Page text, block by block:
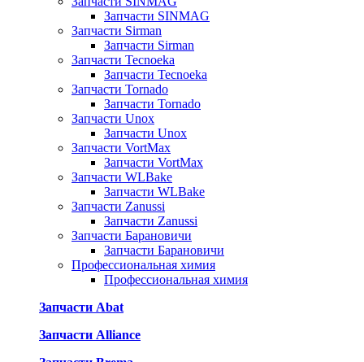
Запчасти SINMAG
Запчасти Sirman
Запчасти Sirman
Запчасти Tecnoeka
Запчасти Tecnoeka
Запчасти Tornado
Запчасти Tornado
Запчасти Unox
Запчасти Unox
Запчасти VortMax
Запчасти VortMax
Запчасти WLBake
Запчасти WLBake
Запчасти Zanussi
Запчасти Zanussi
Запчасти Барановичи
Запчасти Барановичи
Профессиональная химия
Профессиональная химия
Запчасти Abat
Запчасти Alliance